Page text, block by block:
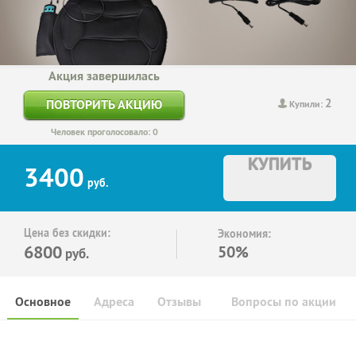
Купили: 2
Акция завершилась
ПОВТОРИТЬ АКЦИЮ
Человек проголосовало: 0
3400 руб.
КУПИТЬ
Цена без скидки:
6800 руб.
Экономия:
50%
Основное Отзывы Вопросы по акции
Адреса